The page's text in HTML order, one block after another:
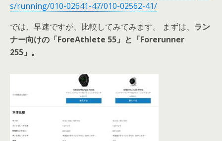
s/running/010-02641-47/010-02562-41/
では、早速ですが、比較してみてみます。 まずは、 ラン
ナー向けの「ForeAthlete 55」と「Forerunner
255」。